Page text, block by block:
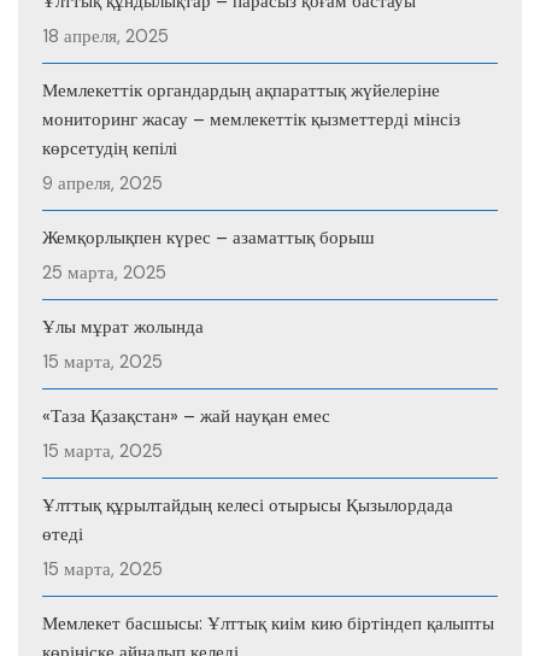
18 апреля, 2025
Мемлекеттік органдардың ақпараттық жүйелеріне
мониторинг жасау – мемлекеттік қызметтерді мінсіз
көрсетудің кепілі
9 апреля, 2025
Жемқорлықпен күрес – азаматтық борыш
25 марта, 2025
Ұлы мұрат жолында
15 марта, 2025
«Таза Қазақстан» – жай науқан емес
15 марта, 2025
Ұлттық құрылтайдың келесі отырысы Қызылордада
өтеді
15 марта, 2025
Мемлекет басшысы: Ұлттық киім кию біртіндеп қалыпты